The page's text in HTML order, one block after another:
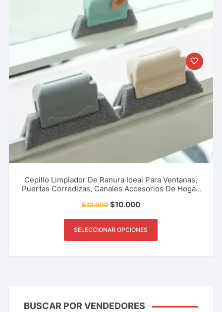
Cepillo Limpiador De Ranura Ideal Para Ventanas,
Puertas Corredizas, Canales Accesorios De Hogar,
$12.000$10.000
SELECCIONAR OPCIONES
BUSCAR POR VENDEDORES